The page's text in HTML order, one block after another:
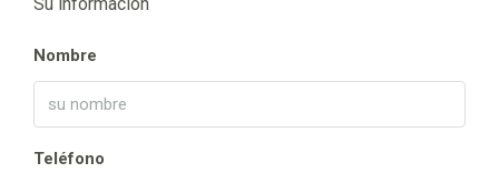
Nombre
Teléfono